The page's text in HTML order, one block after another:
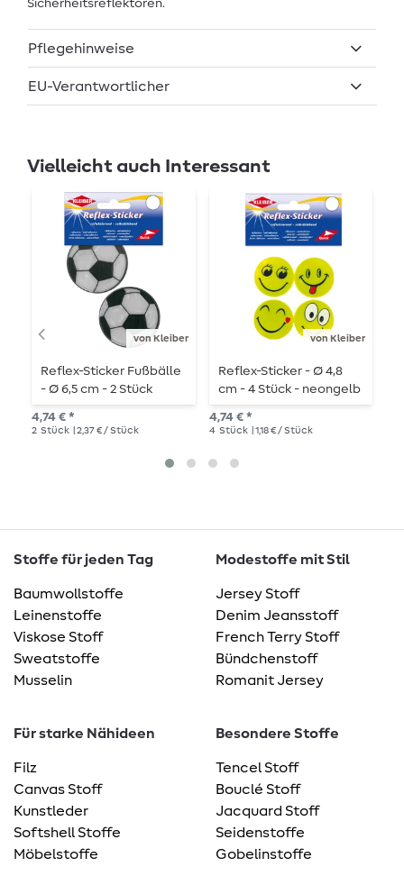
Sicherheitsreflektoren.
Pflegehinweise
EU-Verantwortlicher
Vielleicht auch Interessant
von Kleiber
Reflex-Sticker Fußbälle
- Ø 6,5 cm - 2 Stück
4,74 € *
2 Stück | 2,37 € / Stück
von Kleiber
Reflex-Sticker - Ø 4,8
cm - 4 Stück - neongelb
4,74 € *
4 Stück | 1,18 € / Stück
Stoffe für jeden Tag
Baumwollstoffe
Leinenstoffe
Viskose Stoff
Sweatstoffe
Musselin
Modestoffe mit Stil
Jersey Stoff
Denim Jeansstoff
French Terry Stoff
Bündchenstoff
Romanit Jersey
Für starke Nähideen
Filz
Canvas Stoff
Kunstleder
Softshell Stoffe
Möbelstoffe
Besondere Stoffe
Tencel Stoff
Bouclé Stoff
Jacquard Stoff
Seidenstoffe
Gobelinstoffe